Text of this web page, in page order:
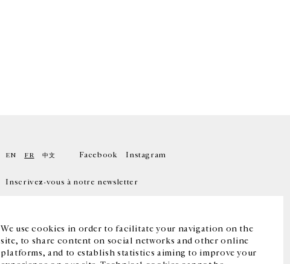
We use cookies in order to facilitate your navigation on the
site, to share content on social networks and other online
platforms, and to establish statistics aiming to improve your
EN FR 中文 Facebook Instagram
Inscrivez-vous à notre newsletter